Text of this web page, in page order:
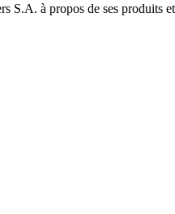
à propos de ses produits